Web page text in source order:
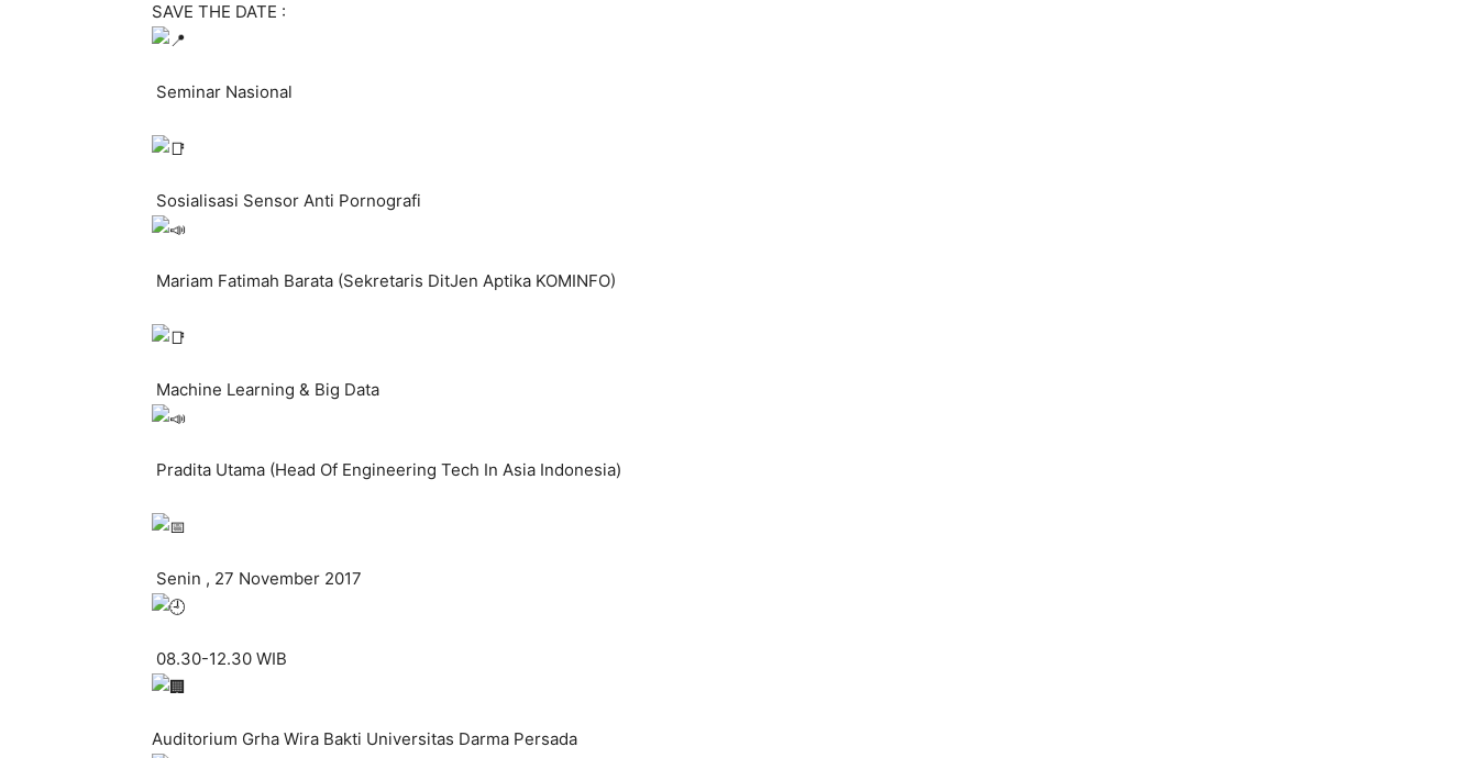
SAVE THE DATE :
Seminar Nasional
Sosialisasi Sensor Anti Pornografi
Mariam Fatimah Barata (Sekretaris DitJen Aptika KOMINFO)
Machine Learning & Big Data
Pradita Utama (Head Of Engineering Tech In Asia Indonesia)
Senin , 27 November 2017
08.30-12.30 WIB
Auditorium Grha Wira Bakti Universitas Darma Persada